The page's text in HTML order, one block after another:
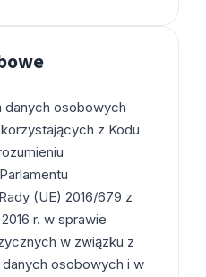
danych osobowych
z Kodu
(UE) 2016/679 z
r. w sprawie
w związku z
osobowych i w